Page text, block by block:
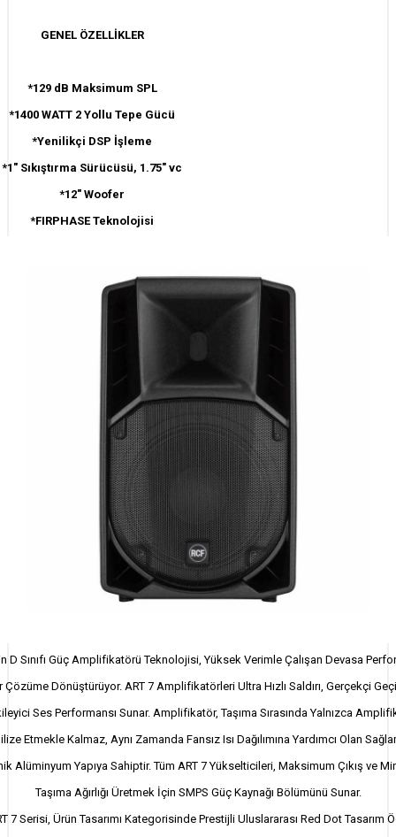
GENEL ÖZELLİKLER
*129 dB Maksimum SPL
*1400 WATT 2 Yollu Tepe Gücü
*Yenilikçi DSP İşleme
*1" Sıkıştırma Sürücüsü, 1.75" vc
*12" Woofer
*FIRPHASE Teknolojisi
D Sınıfı Güç Amplifikatörü Teknolojisi, Yüksek Verimle Çalışan Devasa
Dönüştürüyor. ART 7 Amplifikatörleri Ultra Hızlı Saldırı, Gerçekçi
Ses Performansı Sunar. Amplifikatör, Taşıma Sırasında Yalnızca
Etmekle Kalmaz, Aynı Zamanda Fansız Isı Dağılımına Yardımcı Olan
Alüminyum Yapıya Sahiptir. Tüm ART 7 Yükselticileri, Maksimum Çıkış ve
Taşıma Ağırlığı Üretmek İçin SMPS Güç Kaynağı Bölümünü Sunar.
7 Serisi, Ürün Tasarımı Kategorisinde Prestijli Uluslararası Red Dot Tasarım